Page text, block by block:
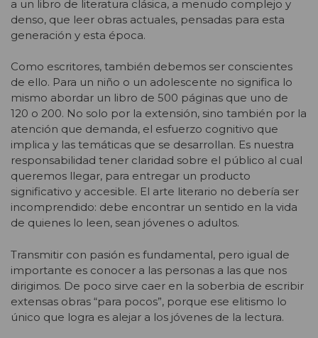
a un libro de literatura clásica, a menudo complejo y
denso, que leer obras actuales, pensadas para esta
generación y esta época.
Como escritores, también debemos ser conscientes
de ello. Para un niño o un adolescente no significa lo
mismo abordar un libro de 500 páginas que uno de
120 o 200. No solo por la extensión, sino también por la
atención que demanda, el esfuerzo cognitivo que
implica y las temáticas que se desarrollan. Es nuestra
responsabilidad tener claridad sobre el público al cual
queremos llegar, para entregar un producto
significativo y accesible. El arte literario no debería ser
incomprendido: debe encontrar un sentido en la vida
de quienes lo leen, sean jóvenes o adultos.
Transmitir con pasión es fundamental, pero igual de
importante es conocer a las personas a las que nos
dirigimos. De poco sirve caer en la soberbia de escribir
extensas obras “para pocos”, porque ese elitismo lo
único que logra es alejar a los jóvenes de la lectura.